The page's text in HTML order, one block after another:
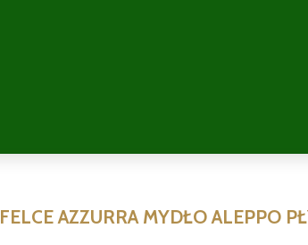
FELCE AZZURRA MYDŁO ALEPPO